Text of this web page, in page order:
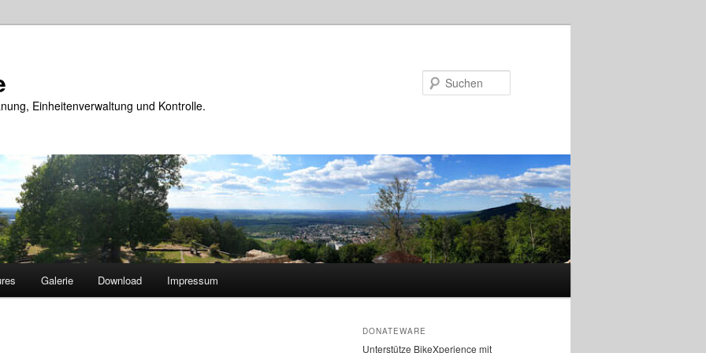
Einheitenverwaltung und Kontrolle.
Galerie Download Impressum
DONATEWARE
Unterstütze BikeXperience mit